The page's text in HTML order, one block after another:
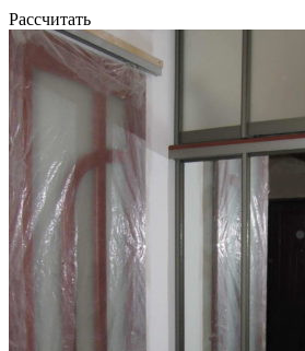
Рассчитать